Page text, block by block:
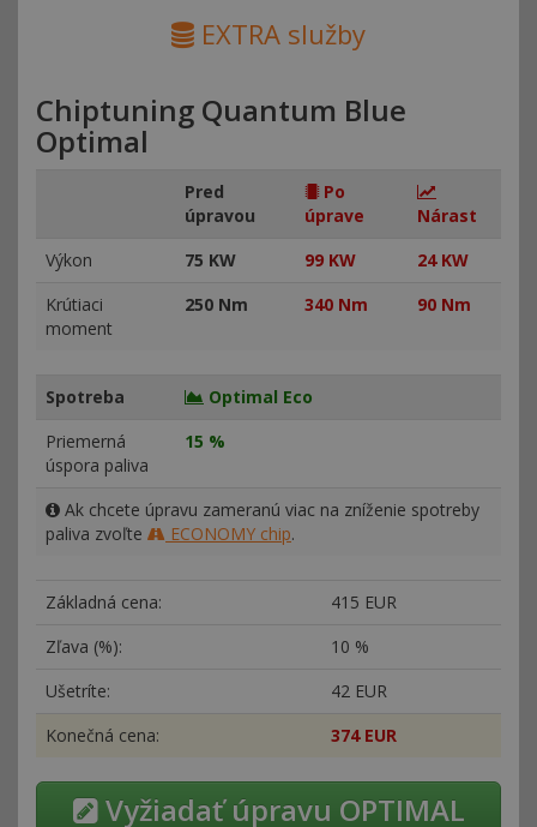
EXTRA služby
Chiptuning Quantum Blue
Optimal
Pred
úpravou
Po
úprave
Nárast
Výkon
75 KW 99 KW
24 KW
Krútiaci
moment
250 Nm 340 Nm 90 Nm
Spotreba
Optimal Eco
Priemerná
úspora paliva
15 %
Ak chcete úpravu zameranú viac na zníženie spotreby
paliva zvoľte
ECONOMY chip.
Základná cena:
415 EUR
Zľava (%):
10 %
Ušetríte:
42 EUR
Konečná cena:
374 EUR
Vyžiadať úpravu OPTIMAL